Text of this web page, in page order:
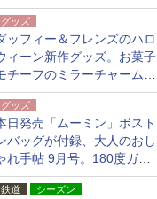
月末まで青森空港に
グッズ
ッフィー＆フレンズのハロ
ィーン新作グッズ。お菓子
チーフのミラーチャーム/
ザインポーチほか
グッズ
日発売「ムーミン」ボスト
バッグが付録、大人のおし
れ手帖 9月号。180度ガバ
と開いて大容量
鉄道 シーズン